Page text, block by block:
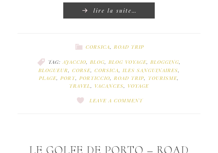
lire la suite…
CORSICA ROAD TRIP
TAG: AJACCIO BLOG BLOG VOYAGE BLOGGING
BLOGUEUR
CORSE, CORSICA ILES SANGUINAIRES
PLAGE PORT PORTICCIO ROAD TRIP TOURISME
TRAVEL
VACANCES VOYAGE
LEAVE A COMMENT
LE GOLFE DE PORTO – ROAD